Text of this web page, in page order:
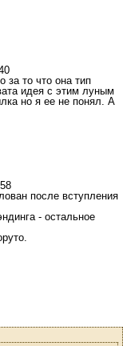
за то что она тип
идея с этим луным
но я ее не понял. А
после вступления
- остальное